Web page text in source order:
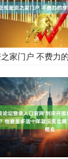
家门户 不费力